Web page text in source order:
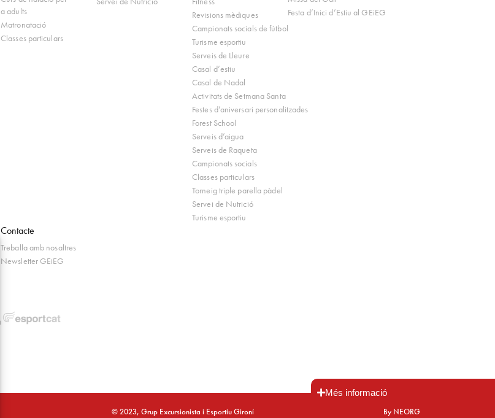
Més informació
a adults
Matronatació
Classes particulars
Revisions mèdiques
Campionats socials de fútbol
Turisme esportiu
Serveis de Lleure
Casal d’estiu
Casal de Nadal
Activitats de Setmana Santa
Festes d’aniversari personalitzades
Forest School
Serveis d’aigua
Serveis de Raqueta
Campionats socials
Classes particulars
Torneig triple parella pàdel
Servei de Nutrició
Turisme esportiu
Festa d’Inici d’Estiu al GEiEG
Contacte
Treballa amb nosaltres
Newsletter GEiEG
© 2023, Grup Excursionista i Esportiu Gironí By NEORG